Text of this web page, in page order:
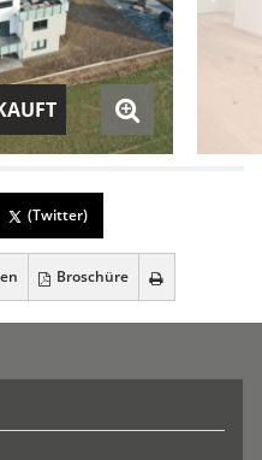
(Twitter)
Broschüre